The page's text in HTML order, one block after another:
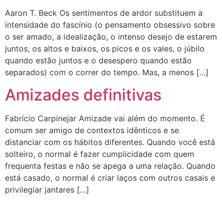
Aaron T. Beck Os sentimentos de ardor substituem a
intensidade do fascínio (o pensamento obsessivo sobre
o ser amado, a idealização, o intenso desejo de estarem
juntos, os altos e baixos, os picos e os vales, o júbilo
quando estão juntos e o desespero quando estão
separados) com o correr do tempo. Mas, a menos […]
Amizades definitivas
Fabrício Carpinejar Amizade vai além do momento. É
comum ser amigo de contextos idênticos e se
distanciar com os hábitos diferentes. Quando você está
solteiro, o normal é fazer cumplicidade com quem
frequenta festas e não se apega a uma relação. Quando
está casado, o normal é criar laços com outros casais e
privilegiar jantares […]